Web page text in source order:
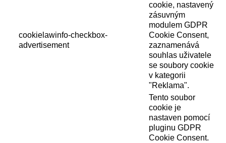
cookielawinfo-checkbox-
advertisement
cookie, nastavený
zásuvným
modulem GDPR
Cookie Consent,
zaznamenává
souhlas uživatele
se soubory cookie
v kategorii
"Reklama".
Tento soubor
cookie je
nastaven pomocí
pluginu GDPR
Cookie Consent.